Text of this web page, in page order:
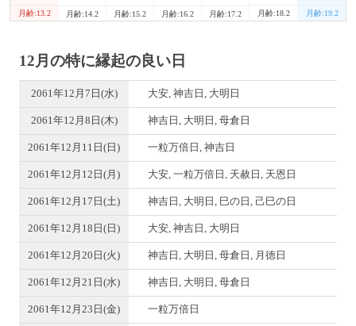
月齢:13.2 月齢:14.2 月齢:15.2 月齢:16.2 月齢:17.2 月齢:18.2 月齢:19.2
12月の特に縁起の良い日
2061年12月7日(水) 大安, 神吉日, 大明日
2061年12月8日(木) 神吉日, 大明日, 母倉日
2061年12月11日(日) 一粒万倍日, 神吉日
2061年12月12日(月) 大安, 一粒万倍日, 天赦日, 天恩日
2061年12月17日(土) 神吉日, 大明日, 巳の日, 己巳の日
2061年12月18日(日) 大安, 神吉日, 大明日
2061年12月20日(火) 神吉日, 大明日, 母倉日, 月徳日
2061年12月21日(水) 神吉日, 大明日, 母倉日
2061年12月23日(金) 一粒万倍日